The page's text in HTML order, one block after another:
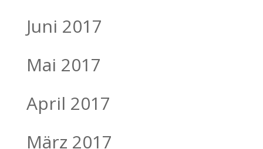
Juni 2017
Mai 2017
April 2017
März 2017